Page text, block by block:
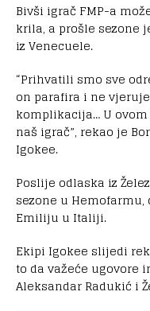
Bivši igrač FMP-a
krila, a prošle sezone
iz Venecuele.
“Prihvatili smo sve
on parafira i ne
komplikacija… U
naš igrač”, rekao je
Igokee.
Poslije odlaska iz
sezone u Hemofarmu,
Emiliju u Italiji.
Ekipi Igokee slijedi
to da važeće ugovore
Aleksandar Radukić i